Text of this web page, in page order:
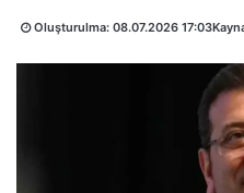
Oluşturulma: 08.07.2026 17:03